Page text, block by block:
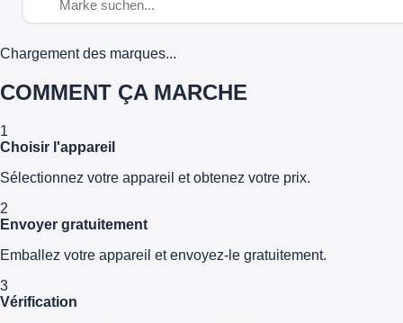
Chargement des marques...
COMMENT ÇA MARCHE
1
Choisir l'appareil
Sélectionnez votre appareil et obtenez votre prix.
2
Envoyer gratuitement
Emballez votre appareil et envoyez-le gratuitement.
3
Vérification